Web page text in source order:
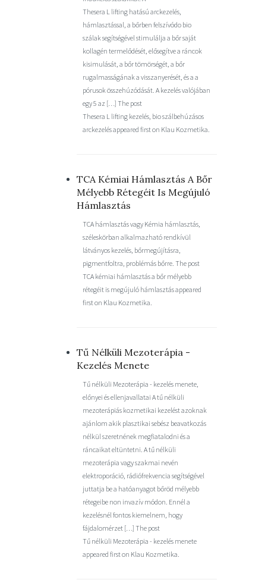
Thesera L lifting hatású arckezelés,
hámlasztással, a bőrben felszívódo bio
szálak segítségével stimulálja a bőr saját
kollagén termelődését, elősegítve a ráncok
kisimulását, a bőr tömörségét, a bőr
rugalmasságának a visszanyerését, és a a
pórusok összehúzódását. A kezelés valójában
egy 5 az […] The post
Thesera L lifting kezelés, bio szálbehúzásos
arckezelés appeared first on Klau Kozmetika.
TCA Kémiai Hámlasztás A Bőr
Mélyebb Rétegéit Is Megújuló
Hámlasztás
TCA hámlasztás vagy Kémia hámlasztás,
széleskörban alkalmazható rendkívül
látványos kezelés, bőrmegújításra,
pigmentfoltra, problémás bőrre. The post
TCA kémiai hámlasztás a bőr mélyebb
rétegéit is megújuló hámlasztás appeared
first on Klau Kozmetika.
Tű Nélküli Mezoterápia -
Kezelés Menete
Tű nélküli Mezoterápia - kezelés menete,
előnyei és ellenjavallatai A tű nélküli
mezoterápiás kozmetikai kezelést azoknak
ajánlom akik plasztikai sebész beavatkozás
nélkül szeretnének megfiatalodni és a
ráncaikat eltüntetni. A tű nélküli
mezoterápia vagy szakmai nevén
elektroporáció, rádiófrekvencia segítségével
juttatja be a hatóanyagot bőröd mélyebb
rétegeibe non invazív módon. Ennél a
kezelésnél fontos kiemelnem, hogy
fájdalomérzet […] The post
Tű nélküli Mezoterápia - kezelés menete
appeared first on Klau Kozmetika.